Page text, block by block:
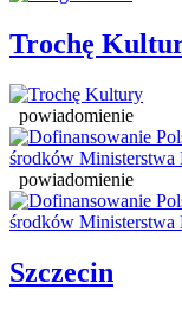
Trochę
powiadomienie
powiadomienie
Szczecin